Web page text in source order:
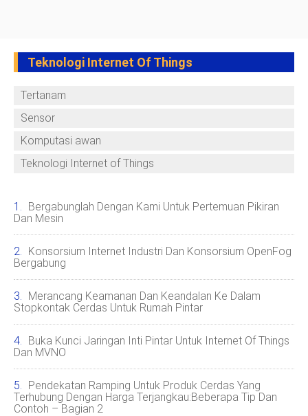
Teknologi Internet Of Things
Tertanam
Sensor
Komputasi awan
Teknologi Internet of Things
Bergabunglah Dengan Kami Untuk Pertemuan Pikiran
Dan Mesin
Konsorsium Internet Industri Dan Konsorsium OpenFog
Bergabung
Merancang Keamanan Dan Keandalan Ke Dalam
Stopkontak Cerdas Untuk Rumah Pintar
Buka Kunci Jaringan Inti Pintar Untuk Internet Of Things
Dan MVNO
Pendekatan Ramping Untuk Produk Cerdas Yang
Terhubung Dengan Harga Terjangkau:Beberapa Tip Dan
Contoh – Bagian 2